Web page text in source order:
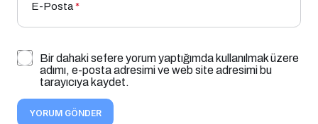
E-Posta*
Bir dahaki sefere yorum yaptığımda kullanılmak üzere
adımı, e-posta adresimi ve web site adresimi bu
tarayıcıya kaydet.
YORUM GÖNDER